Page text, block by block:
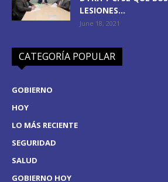
LESIONES...
June 18, 2021
CATEGORÍA POPULAR
GOBIERNO
HOY
LO MÁS RECIENTE
SEGURIDAD
SALUD
GOBIERNO HOY